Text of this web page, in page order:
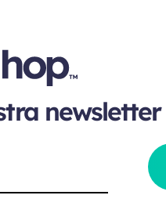
newsletter